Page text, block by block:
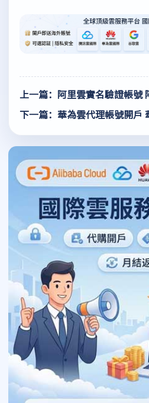
上一篇：阿里雲實名驗證帳號
下一篇：華為雲代理帳號開戶